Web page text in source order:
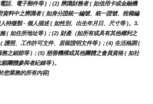
話、電子郵件等 )；(2) 辨識財務者 ( 如信用卡或金融機
資料中之辨識者 ( 如身分證統一編號、統一證號、稅籍編
特徵類 - 個人描述 ( 如性別、出生年月日、尺寸等 )。3.
( 如住所地址等 )；(2) 財產（如所有或具有其他權利之
護照、工作許可文件、居留證明文件等 )；(4) 生活格調 (
之細節等 )；(5) 慈善機構或其他團體之會員資格 ( 如社
團體參與者紀錄等 )。
您業務的所有內容]